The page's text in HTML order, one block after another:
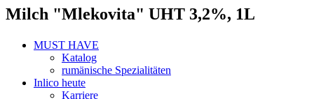
Milch "Mlekovita" UHT 3,2%, 1L
MUST HAVE
Katalog
rumänische Spezialitäten
Inlico heute
Karriere